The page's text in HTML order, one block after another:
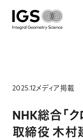
Technology
Solution
マイクロ波マンモグラ
JAENZHKO
2025.12メディア掲載
NHK総合「
取締役 木村